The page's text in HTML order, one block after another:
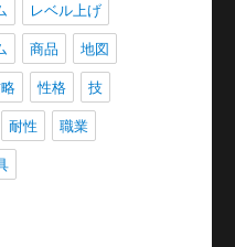
レベル上げ
商品 地図
性格 技
耐性 職業